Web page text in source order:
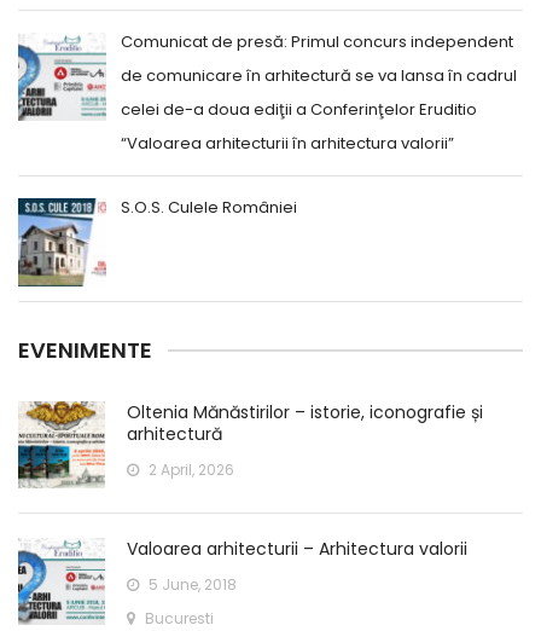
Comunicat de presă: Primul concurs independent
de comunicare în arhitectură se va lansa în cadrul
celei de-a doua ediţii a Conferinţelor Eruditio
“Valoarea arhitecturii în arhitectura valorii”
S.O.S. Culele României
EVENIMENTE
Oltenia Mănăstirilor – istorie, iconografie și
arhitectură
2 April, 2026
Valoarea arhitecturii – Arhitectura valorii
5 June, 2018
Bucuresti